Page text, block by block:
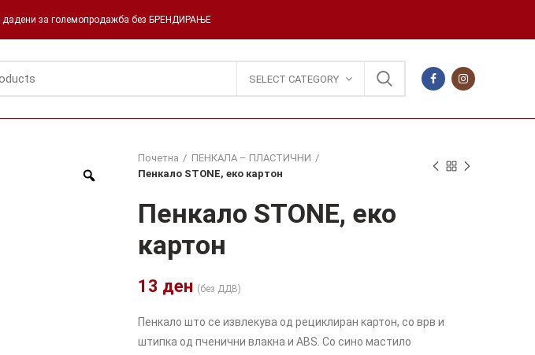
за големопродажба без БРЕНДИРАЊЕ
SELECT CATEGORY
Почетна
ПЕНКАЛА – ПЛАСТИЧНИ
Пенкало STONE, еко картон
Пенкало STONE, еко
картон
13 ден (без ДДВ)
Пенкало што се извлекува од рециклиран картон, со врв и
штипка од пченични влакна и ABS. Со сино мастило